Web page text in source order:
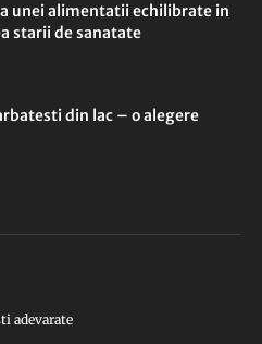
unei alimentatii echilibrate in
starii de sanatate
din lac – o alegere
adevarate